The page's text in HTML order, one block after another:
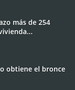
más de 254
obtiene el bronce